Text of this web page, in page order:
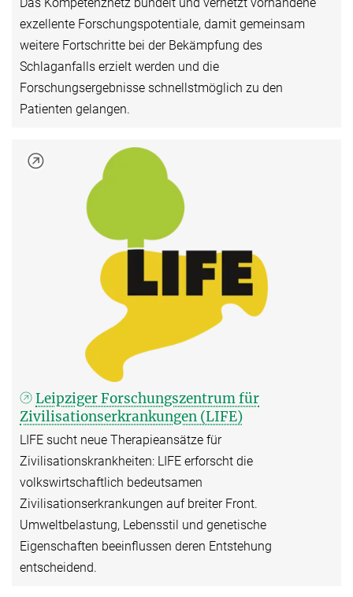
exzellente Forschungspotentiale, damit gemeinsam
weitere Fortschritte bei der Bekämpfung des
Schlaganfalls erzielt werden und die
Forschungsergebnisse schnellstmöglich zu den
Patienten gelangen.
Leipziger Forschungszentrum für
Zivilisationserkrankungen (LIFE)
LIFE sucht neue Therapieansätze für
Zivilisationskrankheiten: LIFE erforscht die
volkswirtschaftlich bedeutsamen
Zivilisationserkrankungen auf breiter Front.
Umweltbelastung, Lebensstil und genetische
Eigenschaften beeinflussen deren Entstehung
entscheidend.